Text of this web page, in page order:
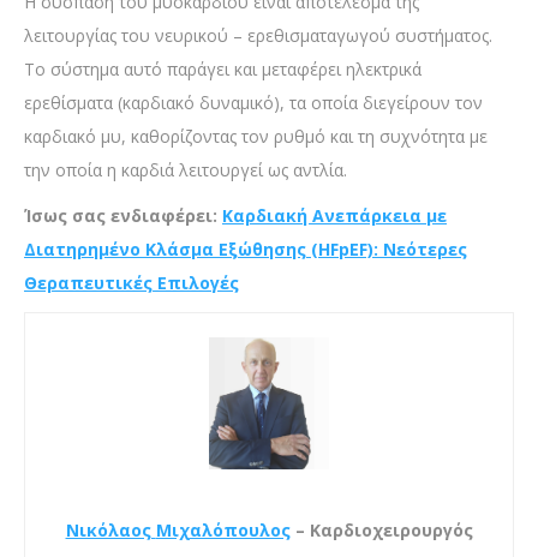
λειτουργίας του νευρικού – ερεθισματαγωγού συστήματος.
Το σύστημα αυτό παράγει και μεταφέρει ηλεκτρικά
ερεθίσματα (καρδιακό δυναμικό), τα οποία διεγείρουν τον
καρδιακό μυ, καθορίζοντας τον ρυθμό και τη συχνότητα με
την οποία η καρδιά λειτουργεί ως αντλία.
Ίσως σας ενδιαφέρει: Καρδιακή Ανεπάρκεια με
Διατηρημένο Κλάσμα Εξώθησης (HFpEF): Νεότερες
Θεραπευτικές Επιλογές
Νικόλαος Μιχαλόπουλος– Καρδιοχειρουργός